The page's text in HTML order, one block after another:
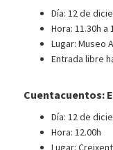
Día: 12 de
Hora: 11.30h a
Lugar: Museo
Entrada libre
Cuentacuentos:
Día: 12 de
Hora: 12.00h
Lugar: